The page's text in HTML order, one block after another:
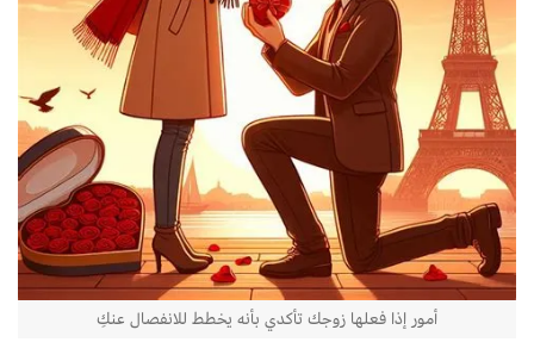
أمور إذا فعلها زوجك تأكدي بأنه يخطط للانفصال عنكِ